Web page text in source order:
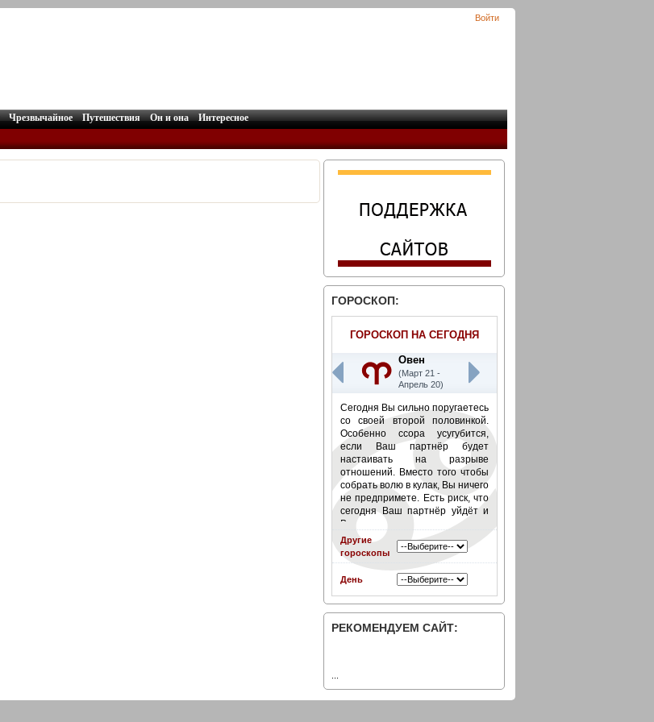
Войти
Чрезвычайное Путешествия Он и она Интересное
ГОРОСКОП:
ГОРОСКОП НА СЕГОДНЯ
Овен
(Март 21 -
Апрель 20)
Сегодня Вы сильно поругаетесь
со своей второй половинкой.
Особенно ссора усугубится,
если Ваш партнёр будет
настаивать на разрыве
отношений. Вместо того чтобы
собрать волю в кулак, Вы ничего
не предпримете. Есть риск, что
сегодня Ваш партнёр уйдёт и
Вы не станете его
останавливать.
Подробнее
Другие
гороскопы
День
РЕКОМЕНДУЕМ САЙТ: